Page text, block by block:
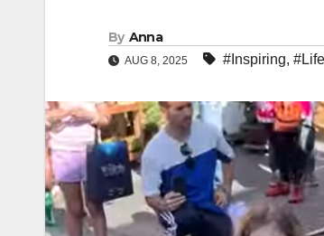
By Anna
AUG 8, 2025 #Inspiring, #Life